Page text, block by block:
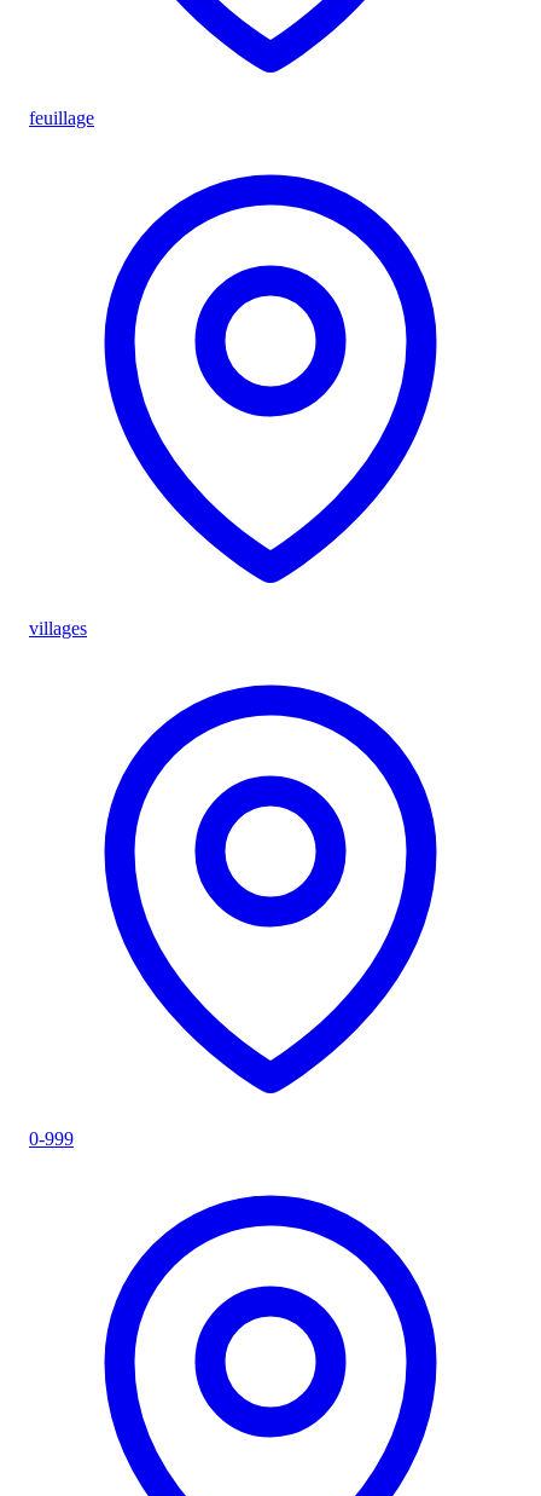
feuillage
villages
0-999